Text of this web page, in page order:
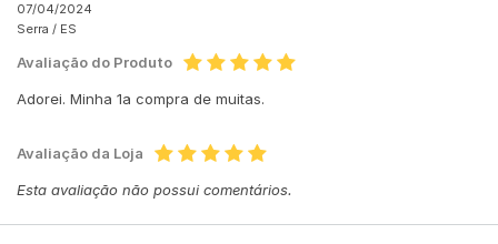
07/04/2024
Serra / ES
Avaliação do Produto
Adorei. Minha 1a compra de muitas.
Avaliação da Loja
Esta avaliação não possui comentários.